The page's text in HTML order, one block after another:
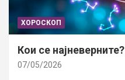
ХОРОСКОП
Кои се најневерните?
07/05/2026